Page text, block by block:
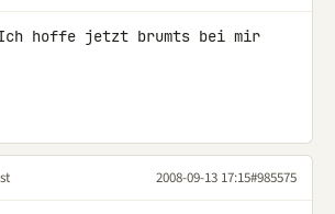
Ich hoffe jetzt brumts bei mir
2008-09-13 17:15#985575